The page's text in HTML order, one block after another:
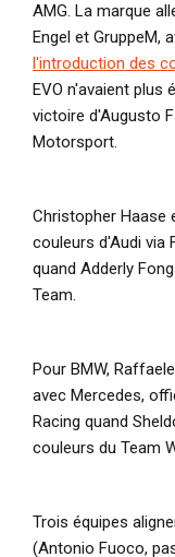
AMG. La marque
Engel et GruppeM,
l'introduction des
EVO n'avaient plus
victoire d'Augusto
Motorsport.
Christopher Haase
couleurs d'Audi via
quand Adderly
Team.
Pour BMW,
avec Mercedes,
Racing quand
couleurs du Team
Trois équipes
(Antonio Fuoco,